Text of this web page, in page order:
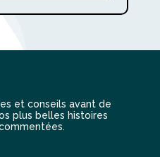
et conseils avant de
plus belles histoires